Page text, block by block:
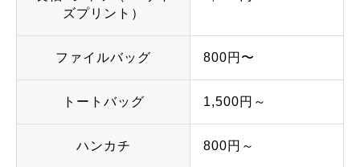
ズプリント）
ファイルバッグ 800円〜
トートバッグ 1,500円～
ハンカチ 800円～